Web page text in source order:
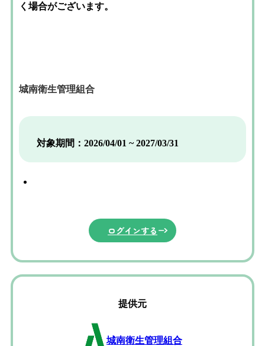
く場合がございます。
城南衛生管理組合
対象期間：2026/04/01 ~ 2027/03/31
ログインする
提供元
城南衛生管理組合